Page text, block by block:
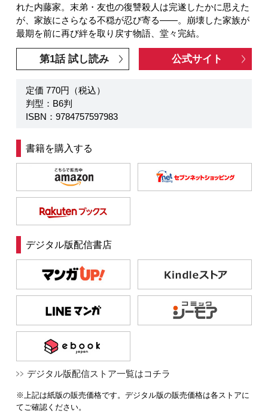
れた内藤家。末弟・友也の復讐殺人は完遂したかに思えた
が、家族にさらなる不穏が忍び寄る――。崩壊した家族が
最期を前に再び絆を取り戻す物語、堂々完結。
第1話 試し読み 公式サイト
定価 770円（税込）
判型：B6判
ISBN：9784757597983
書籍を購入する
デジタル版配信書店
デジタル版配信ストア一覧はコチラ
※上記は紙版の販売価格です。デジタル版の販売価格は各ストアに
てご確認ください。